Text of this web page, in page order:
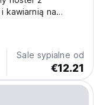
kawiarnią na
from original
Sale sypialne od
€12.21